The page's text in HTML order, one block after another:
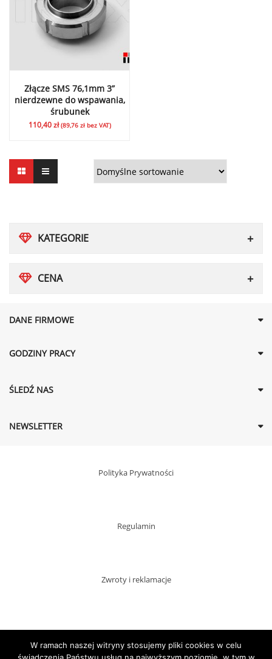
KATEGORIE
CENA
Złącze SMS 76,1mm 3”
nierdzewne do wspawania,
śrubunek
110,40zł (89,76 złbez VAT)
DANE FIRMOWE
GODZINY PRACY
ŚLEDŹ NAS
NEWSLETTER
Polityka Prywatności
Regulamin
Zwroty i reklamacje
Dostawy
W ramach naszej witryny stosujemy pliki cookies w celu